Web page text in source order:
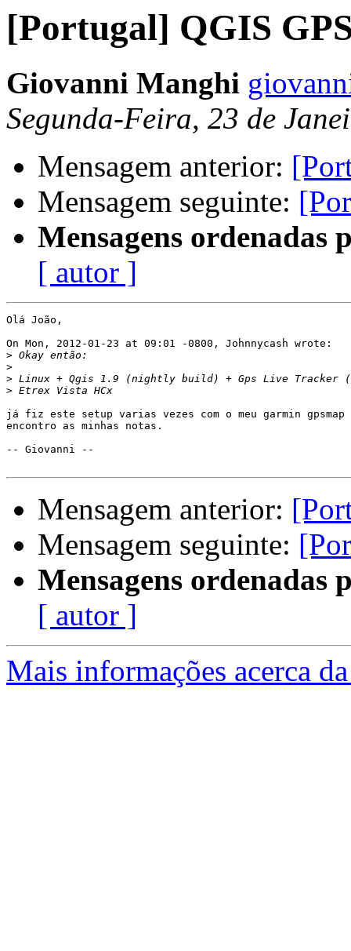
[Portugal] QGIS
Giovanni Manghi
Segunda-Feira, 23 de
Mensagem anterior:
Mensagem seguinte:
Mensagens ordenadas
[ autor ]
Olá João,
On Mon, 2012-01-23 at 09:01 -0800, Johnnycash wrote:
>
>
>
>
já fiz este setup varias vezes com o meu garmin
encontro as minhas notas.
-- Giovanni --
Mensagem anterior:
Mensagem seguinte:
Mensagens ordenadas
[ autor ]
Mais informações acerca